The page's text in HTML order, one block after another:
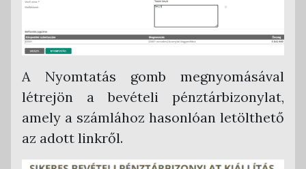
A Nyomtatás gomb megnyomásával
létrejön a bevételi pénztárbizonylat,
amely a számlához hasonlóan letölthető
az adott linkről.